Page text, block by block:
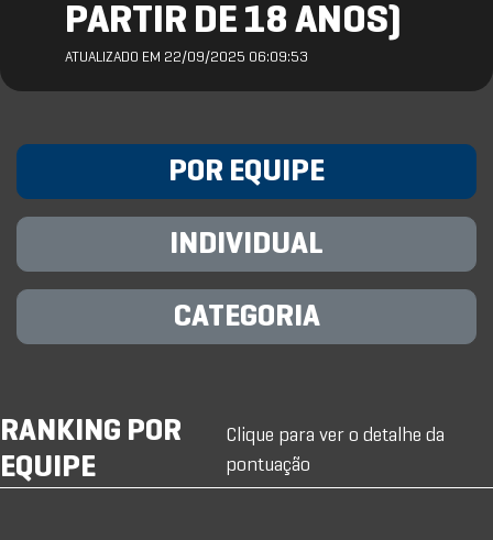
PARTIR DE 18 ANOS)
ATUALIZADO EM 22/09/2025 06:09:53
POR EQUIPE
INDIVIDUAL
CATEGORIA
RANKING POR
EQUIPE
Clique para ver o detalhe da
pontuação